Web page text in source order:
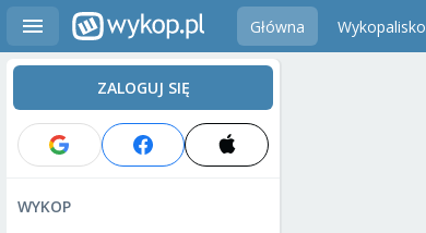
Główna Wykopalisko
ZALOGUJ SIĘ
WYKOP